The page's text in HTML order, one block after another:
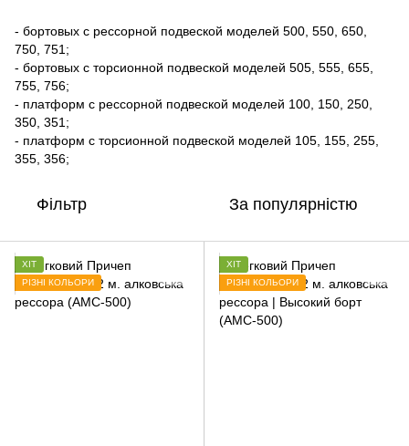
- бортовых с рессорной подвеской моделей 500, 550, 650,
750, 751;
- бортовых с торсионной подвеской моделей 505, 555, 655,
755, 756;
- платформ с рессорной подвеской моделей 100, 150, 250,
350, 351;
- платформ с торсионной подвеской моделей 105, 155, 255,
355, 356;
Фільтр За популярністю
ХІТ
РІЗНІ КОЛЬОРИ
ХІТ
РІЗНІ КОЛЬОРИ